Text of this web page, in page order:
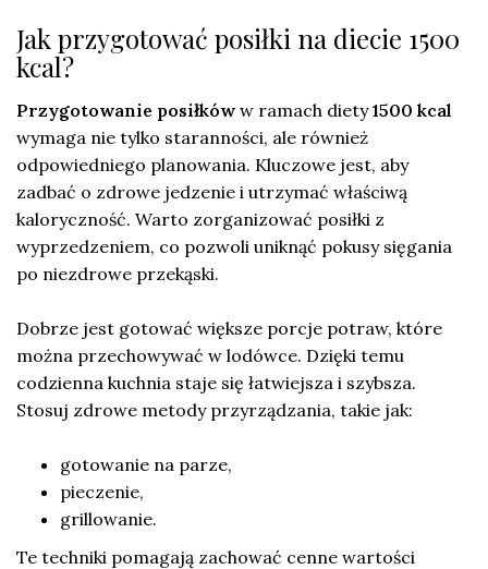
Jak przygotować posiłki na diecie 1500
kcal?
Przygotowanie posiłków w ramach diety1500 kcal
wymaga nie tylko staranności, ale również
odpowiedniego planowania. Kluczowe jest, aby
zadbać o zdrowe jedzenie i utrzymać właściwą
kaloryczność. Warto zorganizować posiłki z
wyprzedzeniem, co pozwoli uniknąć pokusy sięgania
po niezdrowe przekąski.
Dobrze jest gotować większe porcje potraw, które
można przechowywać w lodówce. Dzięki temu
codzienna kuchnia staje się łatwiejsza i szybsza.
Stosuj zdrowe metody przyrządzania, takie jak:
gotowanie na parze,
pieczenie,
grillowanie.
Te techniki pomagają zachować cenne wartości